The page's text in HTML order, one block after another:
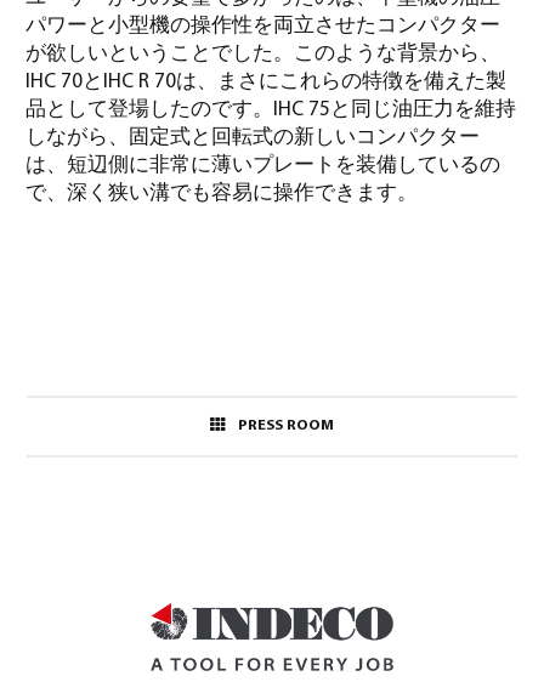
パワーと小型機の操作性を両立させたコンパクター
が欲しいということでした。このような背景から、
IHC 70とIHC R 70は、まさにこれらの特徴を備えた製
品として登場したのです。IHC 75と同じ油圧力を維持
しながら、固定式と回転式の新しいコンパクター
は、短辺側に非常に薄いプレートを装備しているの
で、深く狭い溝でも容易に操作できます。
PRESS ROOM